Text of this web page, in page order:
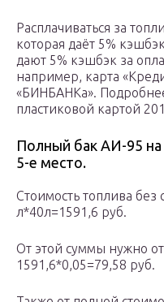
Расплачиваться за
которая даёт 5%
дают 5% кэшбэк за
например, карта
«БИНБАНКа».
пластиковой картой
Полный бак АИ-95 на
5-е место.
Стоимость топлива без
л*40л=1591,6 руб.
От этой суммы нужно
1591,6*0,05=79,58 руб.